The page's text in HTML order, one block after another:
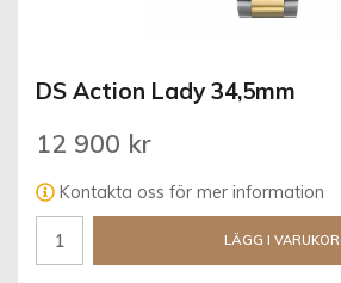
DS Action Lady 34,5mm
12 900 kr
Kontakta oss för mer information
LÄGG I